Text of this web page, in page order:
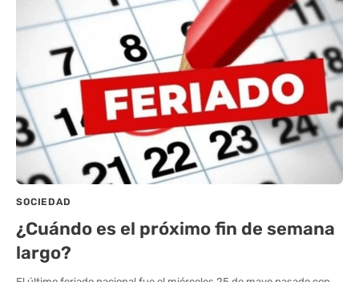
SOCIEDAD
¿Cuándo es el próximo fin de semana
largo?